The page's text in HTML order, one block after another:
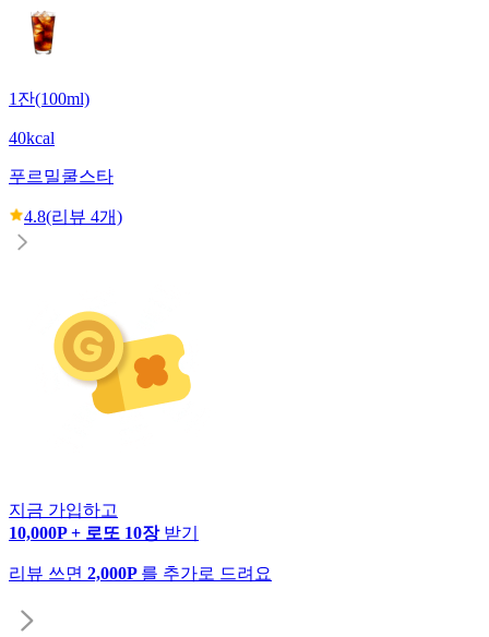
1잔(100ml)
40kcal
푸르밀쿨스타
4.8(리뷰 4개)
지금 가입하고
10,000P + 로또 10장 받기
리뷰 쓰면 2,000P 를 추가로 드려요